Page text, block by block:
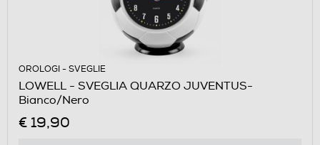
OROLOGI - SVEGLIE
LOWELL - SVEGLIA QUARZO JUVENTUS-
Bianco/Nero
€ 19,90